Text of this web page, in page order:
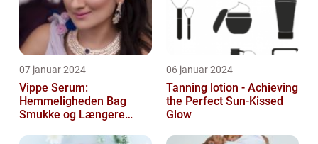
07 januar 2024
Vippe Serum:
Hemmeligheden Bag
Smukke og Længere
06 januar 2024
Tanning lotion - Achieving
the Perfect Sun-Kissed
Glow